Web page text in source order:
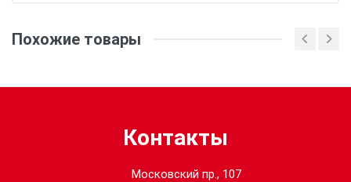
Похожие товары
Контакты
Московский пр., 107